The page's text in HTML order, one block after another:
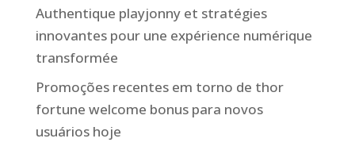
Authentique playjonny et stratégies
innovantes pour une expérience numérique
transformée
Promoções recentes em torno de thor
fortune welcome bonus para novos
usuários hoje